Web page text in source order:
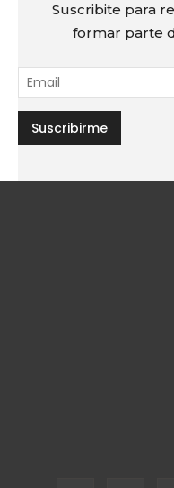
Suscribite para
formar parte